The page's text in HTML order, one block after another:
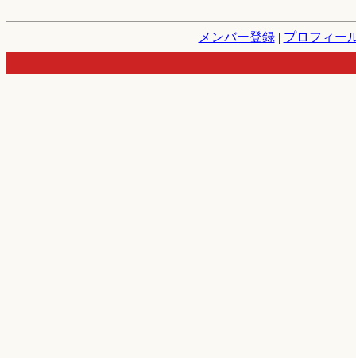
メンバー登録| プロフィー